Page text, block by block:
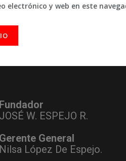
electrónico y web en este
Fundador
JOSÉ W. ESPEJO R.
Gerente General
Nilsa López De Espejo.